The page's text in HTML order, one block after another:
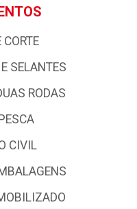
SELANTES
RODAS
CIVIL